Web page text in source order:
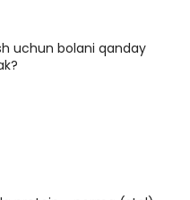
uchun bolani qanday